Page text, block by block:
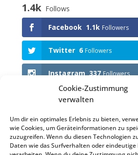
Cookie-Zustimmung
verwalten
Um dir ein optimales Erlebnis zu bieten,
wie Cookies, um Geräteinformationen zu
zuzugreifen. Wenn du diesen Technologien
Daten wie das Surfverhalten oder eindeutige
1.4k Follows
Facebook 1.1k Followers
Twitter 6 Followers
Instagram 337 Followers
Anstehende Events
KEINE VERANSTALTUNGEN